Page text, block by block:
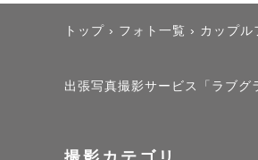
トップ › フォト一覧 › カップル
出張写真撮影サービス「ラブ